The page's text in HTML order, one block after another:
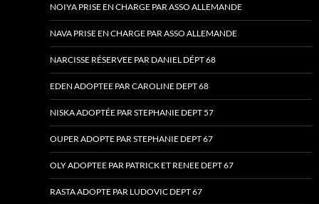
NOIYA PRISE EN CHARGE PAR ASSO ALLEMANDE
NAVA PRISE EN CHARGE PAR ASSO ALLEMANDE
NARCISSE RÉSERVEE PAR DANIEL DÉPT 68
EDEN ADOPTEE PAR CAROLINE DEPT 68
NISKA ADOPTÉE PAR STEPHANIE DEPT 57
OUPER ADOPTE PAR STEPHANIE DEPT 67
OLY ADOPTEE PAR PATRICK ET RENEE DEPT 67
RASTA ADOPTE PAR LUDOVIC DEPT 67